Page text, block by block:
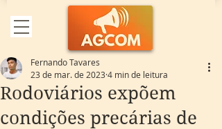
Rodoviários expõem
condições precárias de
Fernando Tavares
23 de mar. de 2023 4 min de leitura